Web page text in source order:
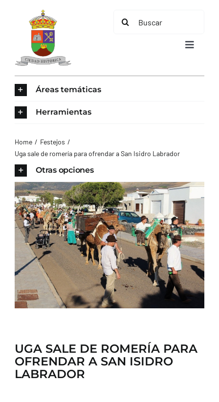
contenido
Buscar:
Toggle
AYUNTAMIENTO
TURISMO
CONTACTO
Áreas temáticas
Herramientas
Home
Festejos
Uga sale de romería para ofrendar a San Isidro Labrador
Otras opciones
UGA SALE DE ROMERÍA PARA
OFRENDAR A SAN ISIDRO
LABRADOR